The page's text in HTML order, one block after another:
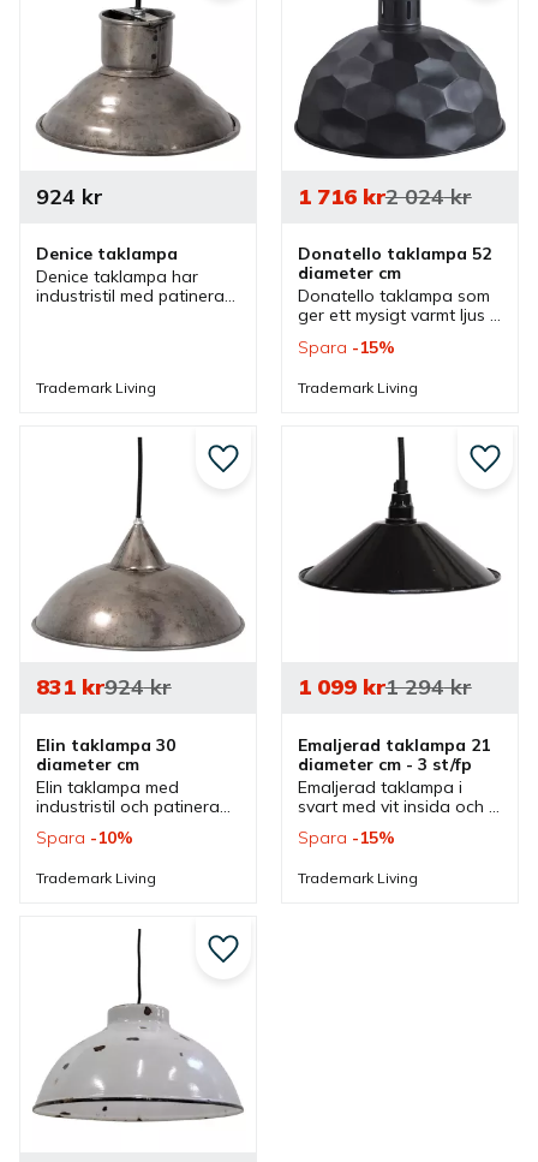
Denice taklampa
Denice taklampa har
industristil med patinerat
924 kr
Trademark Living
Donatello taklampa 52
diameter cm
Donatello taklampa som
ger ett mysigt varmt ljus
blickarna till sig med sin
som är patinerad.
1 716kr2 024kr
Spara 15%
Trademark Living
Elin taklampa 30
diameter cm
Elin taklampa med
industristil och patinerad
miljöer men även lika
ett bord som i en grupp.
831kr924kr
Spara 10%
Trademark Living
Lägg till i favoriter
Emaljerad taklampa 21
diameter cm - 3 st/fp
Emaljerad taklampa i
svart med vit insida och i
kan hängas i en grupp
själv.
1 099kr1 294kr
Spara 15%
Trademark Living
Lägg
Lägg till i favoriter